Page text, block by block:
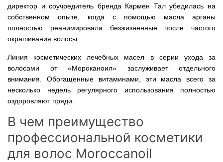
директор и соучредитель бренда Кармен Тал убедилась на
собственном опыте, когда с помощью масла арганы
полностью реанимировала безжизненные после частого
окрашивания волосы.
Линия косметических лечебных масел в серии ухода за
волосами от «Мороканоил» заслуживает отдельного
внимания. Обогащенные витаминами, эти масла всего за
несколько недель регулярного использования полностью
оздоровляют пряди.
В чем преимущество
профессиональной косметики
для волос Moroccanoil